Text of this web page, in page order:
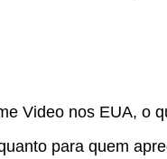
Video nos EUA, o
para quem